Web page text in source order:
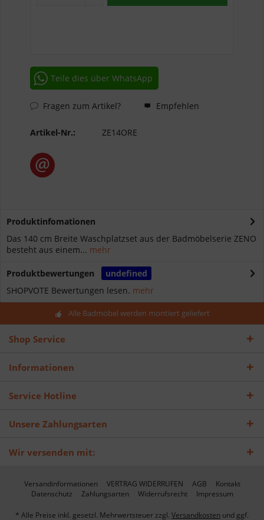
Teile dies über WhatsApp
Fragen zum Artikel? Empfehlen
Artikel-Nr.: ZE14ORE
Produktinfomationen
Das 140 cm Breite Waschplatzset aus der Badmöbelserie ZENO
besteht aus einem... mehr
Produktbewertungen
undefined
SHOPVOTE Bewertungen lesen. mehr
Alle Badmöbel werden montiert geliefert
Shop Service
Informationen
Service Hotline
Unsere Zahlungsarten
Wir versenden mit:
Versandinformationen VERTRAG WIDERRUFEN AGB
Kontakt
Datenschutz
Zahlungsarten Widerrufsrecht Impressum
* Alle Preise inkl. gesetzl. Mehrwertsteuer zzgl. Versandkosten und ggf.